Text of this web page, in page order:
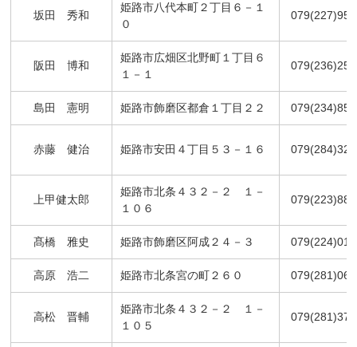
坂田 秀和
姫路市八代本町２丁目６－１
０
阪田 博和
姫路市広畑区北野町１丁目６
１－１
島田 憲明 姫路市飾磨区都倉１丁目２２
赤藤 健治 姫路市安田４丁目５３－１６
上甲健太郎
姫路市北条４３２－２ １－
１０６
髙橋 雅史 姫路市飾磨区阿成２４－３
高原 浩二 姫路市北条宮の町２６０
高松 晋輔
姫路市北条４３２－２ １－
１０５